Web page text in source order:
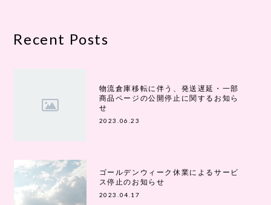
Recent Posts
物流倉庫移転に伴う、発送遅延・一部
商品ページの公開停止に関するお知ら
せ
2023.06.23
ゴールデンウィーク休業によるサービ
ス停止のお知らせ
2023.04.17